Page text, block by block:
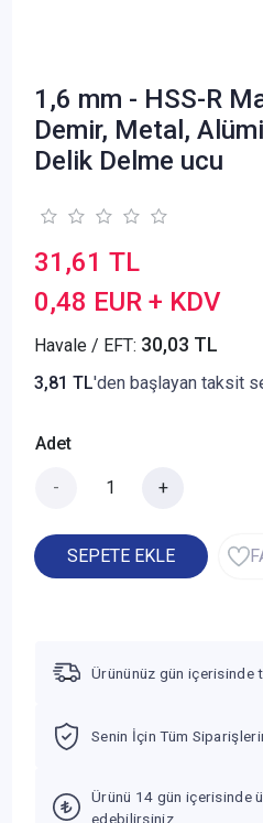
1,6 mm - HSS-R
Demir, Metal,
Delik Delme ucu
31,61 TL
0,48 EUR + KDV
Havale / EFT: 30,03 TL
3,81 TL'den başlayan taksit
Adet
- +
SEPETE EKLE
Ürününüz gün içerisinde
Senin İçin Tüm
Ürünü 14 gün içerisinde
edebilirsiniz.